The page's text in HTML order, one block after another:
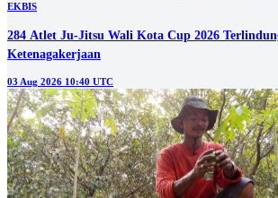
EKBIS
284 Atlet Ju-Jitsu Wali Kota Cup 2026
Ketenagakerjaan
03 Aug 2026 10:40 UTC